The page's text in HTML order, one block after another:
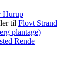
Hurup
til Flovt Strand
plantage)
Rende